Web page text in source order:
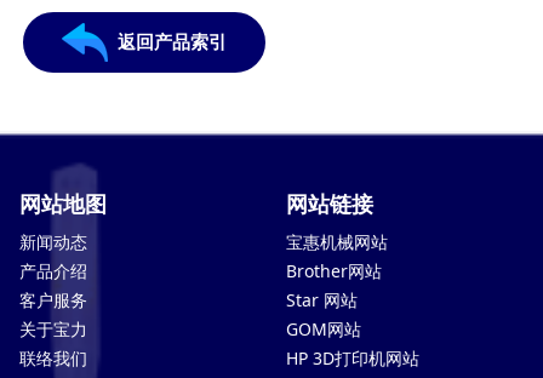
返回产品索引
网站地图
新闻动态
产品介绍
客户服务
关于宝力
联络我们
网站链接
宝惠机械网站
Brother网站
Star 网站
GOM网站
HP 3D打印机网站